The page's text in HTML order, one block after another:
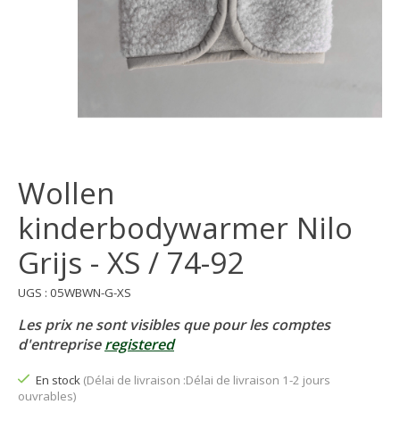
Wollen
kinderbodywarmer Nilo
Grijs - XS / 74-92
UGS : 05WBWN-G-XS
Les prix ne sont visibles que pour les comptes
d'entrepriseregistered
En stock (Délai de livraison :Délai de livraison 1-2 jours
ouvrables)